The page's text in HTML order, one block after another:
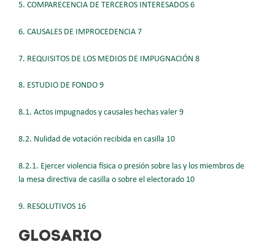
5. COMPARECENCIA DE TERCEROS INTERESADOS 6
6. CAUSALES DE IMPROCEDENCIA 7
7. REQUISITOS DE LOS MEDIOS DE IMPUGNACIÓN 8
8. ESTUDIO DE FONDO 9
8.1. Actos impugnados y causales hechas valer 9
8.2. Nulidad de votación recibida en casilla 10
8.2.1. Ejercer violencia física o presión sobre las y los miembros de
la mesa directiva de casilla o sobre el electorado 10
9. RESOLUTIVOS 16
GLOSARIO